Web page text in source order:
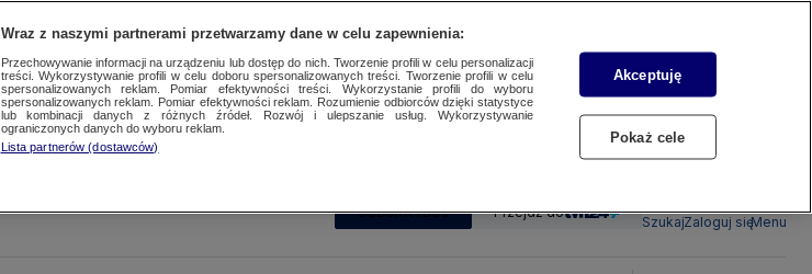
SUBSKRYBUJ Przejdź do
SzukajZaloguj sięMenu
Wraz z naszymi partnerami przetwarzamy dane w celu zapewnienia:
Przechowywanie informacji na urządzeniu lub dostęp do nich. Tworzenie profili w celu personalizacji
treści. Wykorzystywanie profili w celu doboru spersonalizowanych treści. Tworzenie profili w celu
spersonalizowanych reklam. Pomiar efektywności treści. Wykorzystanie profili do wyboru
spersonalizowanych reklam. Pomiar efektywności reklam. Rozumienie odbiorców dzięki statystyce
lub kombinacji danych z różnych źródeł. Rozwój i ulepszanie usług. Wykorzystywanie
ograniczonych danych do wyboru reklam.
Lista partnerów (dostawców)
Akceptuję
Pokaż cele